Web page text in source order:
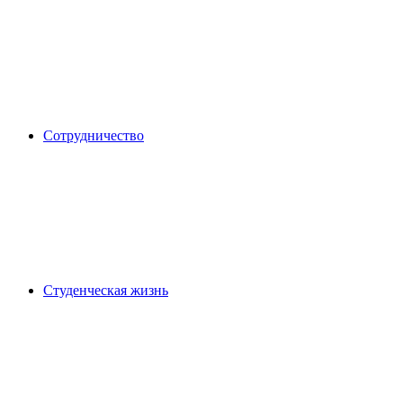
Сотрудничество
Студенческая жизнь